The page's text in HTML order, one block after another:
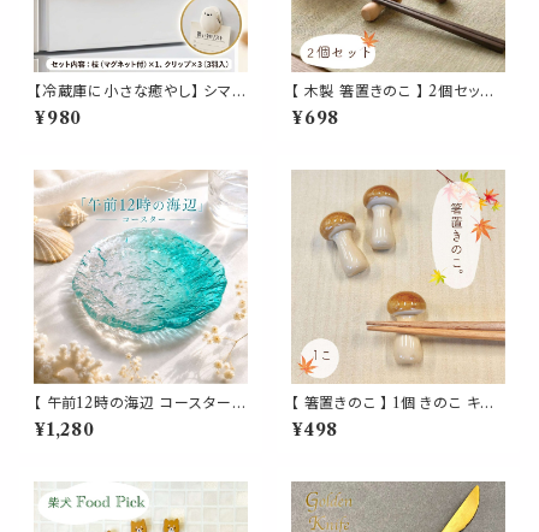
【冷蔵庫に小さな癒やし】 シマエ
ナガ クリップ 止まり木 マグネッ
ト付 3個セット 袋閉じ メモ 小物
¥980
【 木製 箸置きのこ 】 2個セット
きのこ キノコ 箸置き しめじ な
めこ 内祝い 結婚祝い 新築祝い
アップ 運気上昇 オブジェ イン
テリア カトラリー キッチン 雑貨
アイテム おしゃれ かわいい お
もしろい
¥698
【 午前12時の海辺 コースター】
ガラス グラデーション 海 夏 お
しゃれ 涼しげデザイン 透明 ク
ー トレイ 小物置き インテリア
ギフト プレゼント 贈り物 お祝い
¥1,280
【 箸置きのこ 】 1個 きのこ キノ
コ 箸置き しめじ なめこ 陶器 内
祝い 結婚祝い 新築祝い 記念日
運気上昇 オブジェ インテリア
キッチン 雑貨 アイテム おしゃれ
¥498